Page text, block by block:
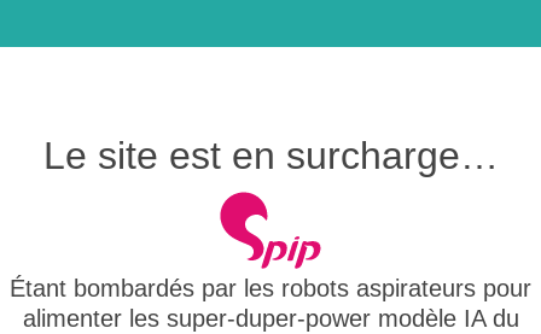
Le site est en surcharge…
Étant bombardés par les robots aspirateurs pour
alimenter les super-duper-power modèle IA du